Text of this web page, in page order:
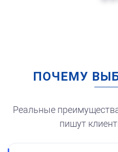
для
ПОЧЕМУ
Реальные
пишут